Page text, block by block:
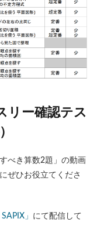
リー確認テス
べき算数2題」の動画
ぜひお役立てくださ
」 にて配信して